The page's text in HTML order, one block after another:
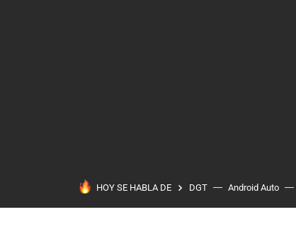
HOY SE HABLA DE DGT Android Auto